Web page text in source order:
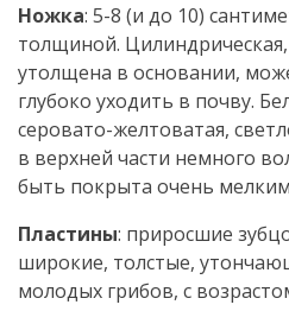
Ножка: 5-8 (и до 10)
толщиной.
утолщена в основании,
глубоко уходить в почву.
серовато-желтоватая,
в верхней части немного
быть покрыта очень
Пластины: приросшие
широкие, толстые,
молодых грибов, с